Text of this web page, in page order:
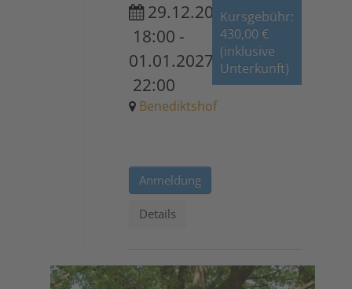
29.12.2026
18:00 -
01.01.2027
22:00
Benediktshof
Kursgebühr:
430,00 €
(inklusive
Unterkunft)
Anmeldung
Details